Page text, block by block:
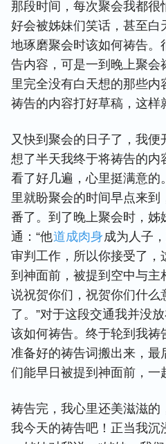
那段时间，每次聚会我都很
好会被姊妹们笑话，甚至白
地琢磨聚会时该如何祷告。
告内容，可是一到晚上聚会
里完全没有白天想的那些
祷告的内容打好草稿，这样
又快到聚会的日子了，我便
想了半天我终于将祷告的内
看了好几遍，心里挺满意的
里就盼聚会的时间早点来
番了。到了晚上聚会时，姊
通：“他道成肉身成为人子
审判工作，所以你接受了，
到神面前，被提到空中与
说祝贺你们，祝贺你们什么
了。”对于这段交通我并没
该如何祷告。终于轮到我祷
准备好的祷告词搬出来，最
们能早日被提到神面前，一
祷告完，我心里还美滋滋的
我今天的祷告吧！正当我沉